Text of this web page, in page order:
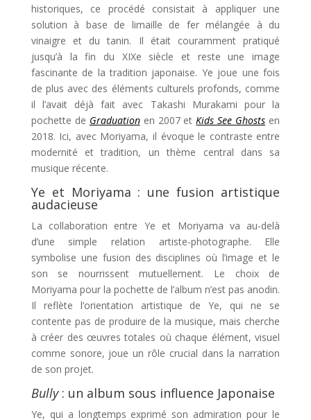
historiques, ce procédé consistait à appliquer une
solution à base de limaille de fer mélangée à du
vinaigre et du tanin. Il était couramment pratiqué
jusqu’à la fin du XIXe siècle et reste une image
fascinante de la tradition japonaise. Ye joue une fois
de plus avec des éléments culturels profonds, comme
il l’avait déjà fait avec Takashi Murakami pour la
pochette de Graduationen 2007 et Kids See Ghosts en
2018. Ici, avec Moriyama, il évoque le contraste entre
modernité et tradition, un thème central dans sa
musique récente.
Ye et Moriyama : une fusion artistique
audacieuse
La collaboration entre Ye et Moriyama va au-delà
d’une simple relation artiste-photographe. Elle
symbolise une fusion des disciplines où l’image et le
son se nourrissent mutuellement. Le choix de
Moriyama pour la pochette de l’album n’est pas anodin.
Il reflète l’orientation artistique de Ye, qui ne se
contente pas de produire de la musique, mais cherche
à créer des œuvres totales où chaque élément, visuel
comme sonore, joue un rôle crucial dans la narration
de son projet.
Bully: un album sous influence Japonaise
Ye, qui a longtemps exprimé son admiration pour le